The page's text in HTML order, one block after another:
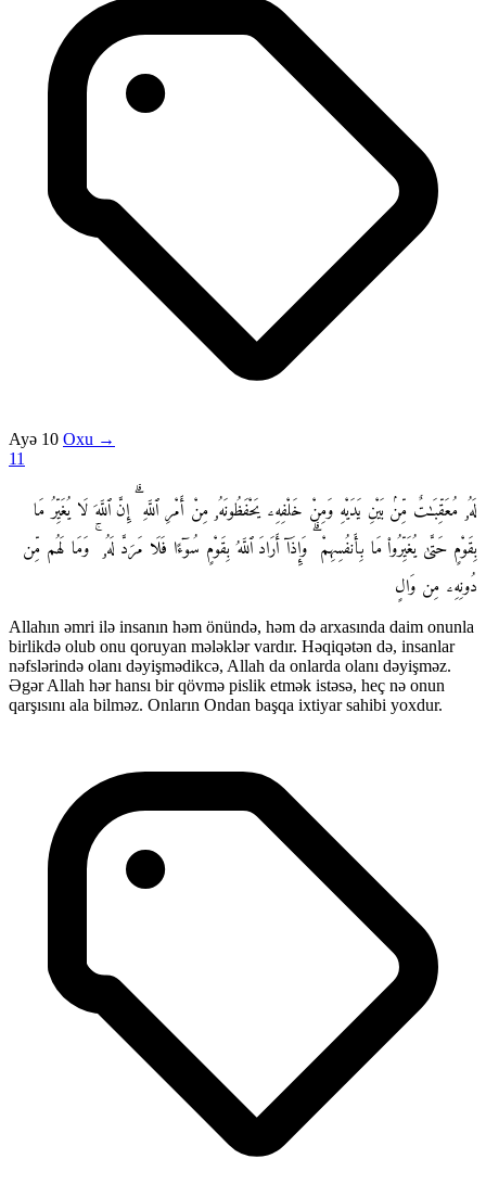
Ayə 10 Oxu →
11
لَهُۥ مُعَقِّبَـٰتٌ مِّنۢ بَيْنِ يَدَيْهِ وَمِنْ خَلْفِهِۦ يَحْفَظُونَهُۥ مِنْ أَمْرِ ٱللَّهِ ۗ إِنَّ ٱللَّهَ لَا يُغَيِّرُ مَا
بِقَوْمٍ حَتَّىٰ يُغَيِّرُوا۟ مَا بِأَنفُسِهِمْ ۗ وَإِذَآ أَرَادَ ٱللَّهُ بِقَوْمٍ سُوٓءًا فَلَا مَرَدَّ لَهُۥ ۚ وَمَا لَهُم مِّن
دُونِهِۦ مِن وَالٍ
Allahın əmri ilə insanın həm önündə, həm də arxasında daim onunla
birlikdə olub onu qoruyan mələklər vardır. Həqiqətən də, insanlar
nəfslərində olanı dəyişmədikcə, Allah da onlarda olanı dəyişməz.
Əgər Allah hər hansı bir qövmə pislik etmək istəsə, heç nə onun
qarşısını ala bilməz. Onların Ondan başqa ixtiyar sahibi yoxdur.